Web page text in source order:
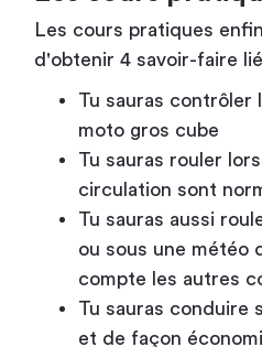
Les cours pratiques
d'obtenir 4 savoir-faire
Tu sauras contrôler
moto gros cube
Tu sauras rouler
circulation sont
Tu sauras aussi
ou sous une météo
compte les autres
Tu sauras conduire
et de façon